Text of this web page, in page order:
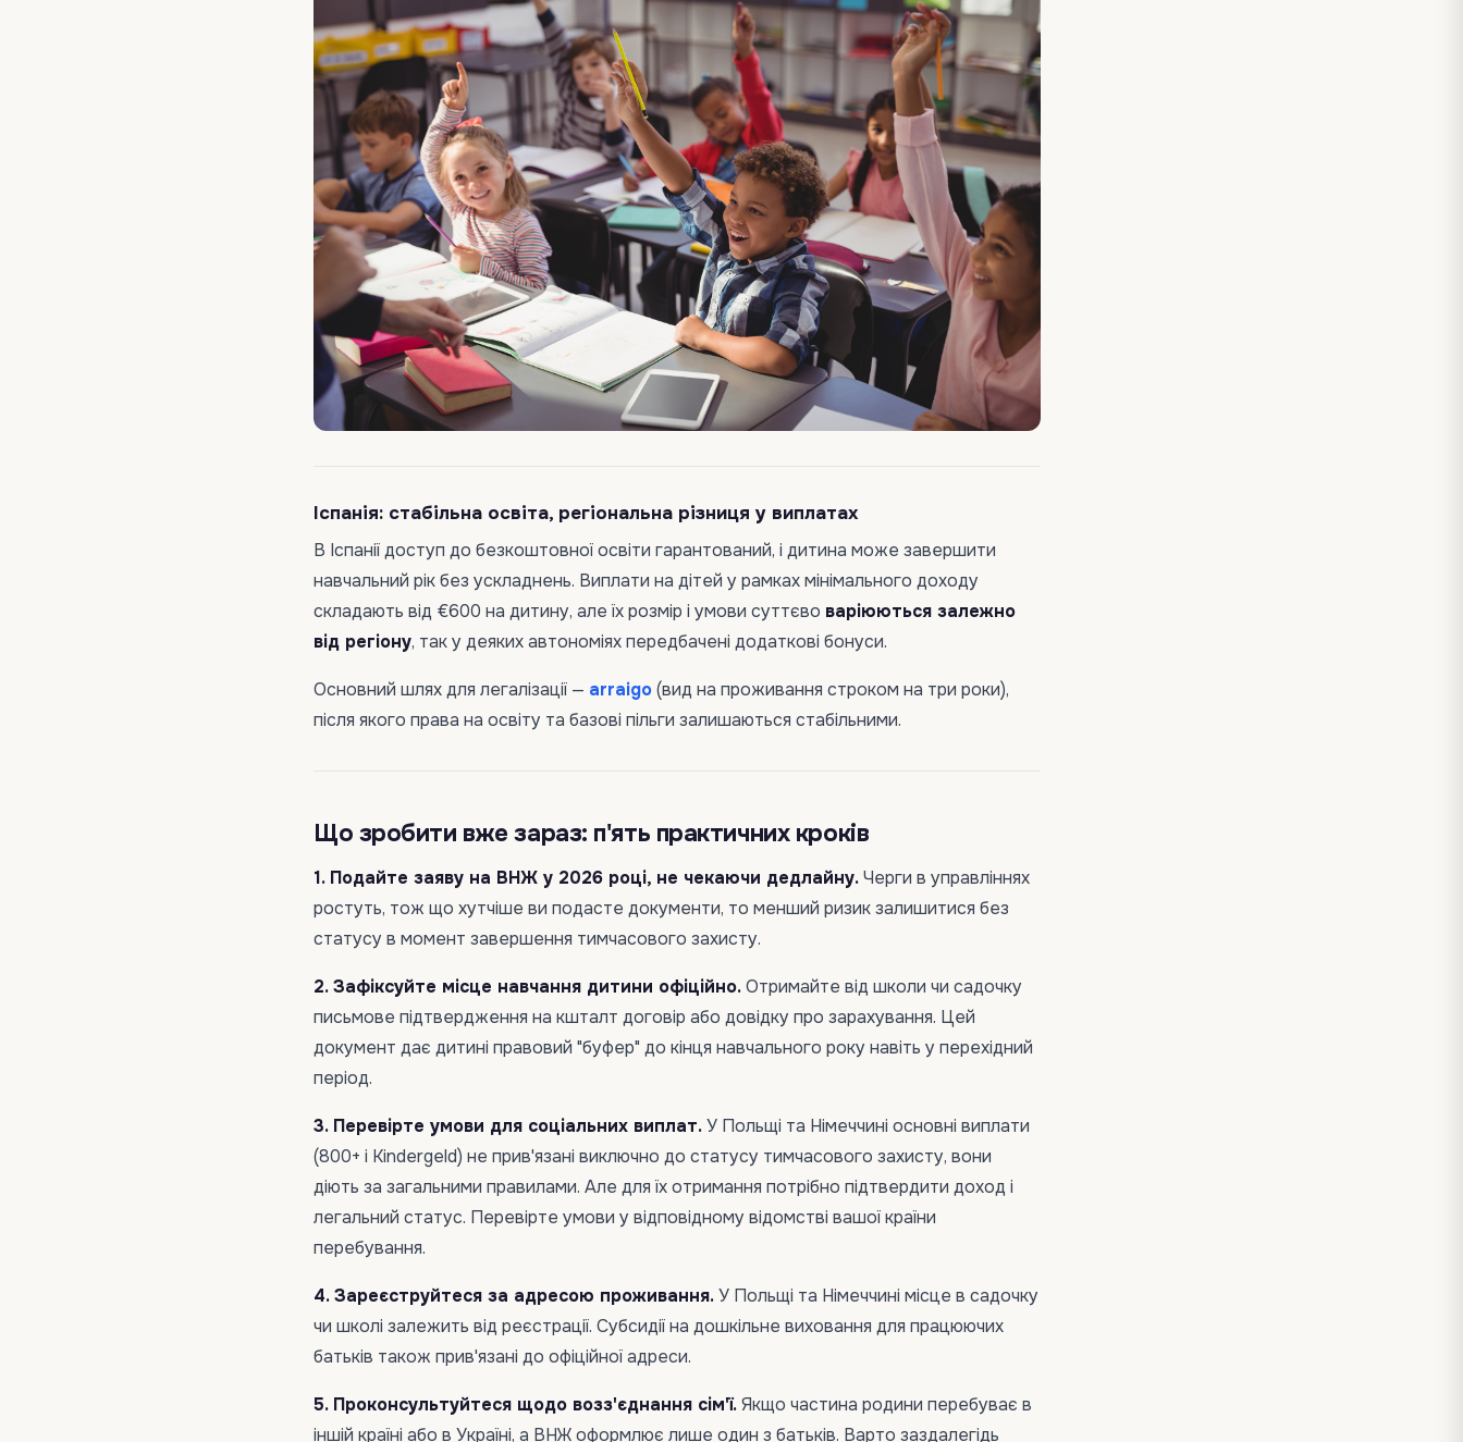
Іспанія: стабільна освіта, регіональна різниця у виплатах
В Іспанії доступ до безкоштовної освіти гарантований, і дитина може завершити
навчальний рік без ускладнень. Виплати на дітей у рамках мінімального доходу
складають від €600 на дитину, але їх розмір і умови суттєво варіюються залежно
від регіону, так у деяких автономіях передбачені додаткові бонуси.
Основний шлях для легалізації — arraigo(вид на проживання строком на три роки),
після якого права на освіту та базові пільги залишаються стабільними.
Що зробити вже зараз: п'ять практичних кроків
1. Подайте заяву на ВНЖ у 2026 році, не чекаючи дедлайну.Черги в управліннях
ростуть, тож що хутчіше ви подасте документи, то менший ризик залишитися без
статусу в момент завершення тимчасового захисту.
2. Зафіксуйте місце навчання дитини офіційно.Отримайте від школи чи садочку
письмове підтвердження на кшталт договір або довідку про зарахування. Цей
документ дає дитині правовий "буфер" до кінця навчального року навіть у перехідний
період.
3. Перевірте умови для соціальних виплат.У Польщі та Німеччині основні виплати
(800+ і Kindergeld) не прив'язані виключно до статусу тимчасового захисту, вони
діють за загальними правилами. Але для їх отримання потрібно підтвердити доход і
легальний статус. Перевірте умови у відповідному відомстві вашої країни
перебування.
4. Зареєструйтеся за адресою проживання.У Польщі та Німеччині місце в садочку
чи школі залежить від реєстрації. Субсидії на дошкільне виховання для працюючих
батьків також прив'язані до офіційної адреси.
5. Проконсультуйтеся щодо возз'єднання сім'ї.Якщо частина родини перебуває в
іншій країні або в Україні, а ВНЖ оформлює лише один з батьків. Варто заздалегідь